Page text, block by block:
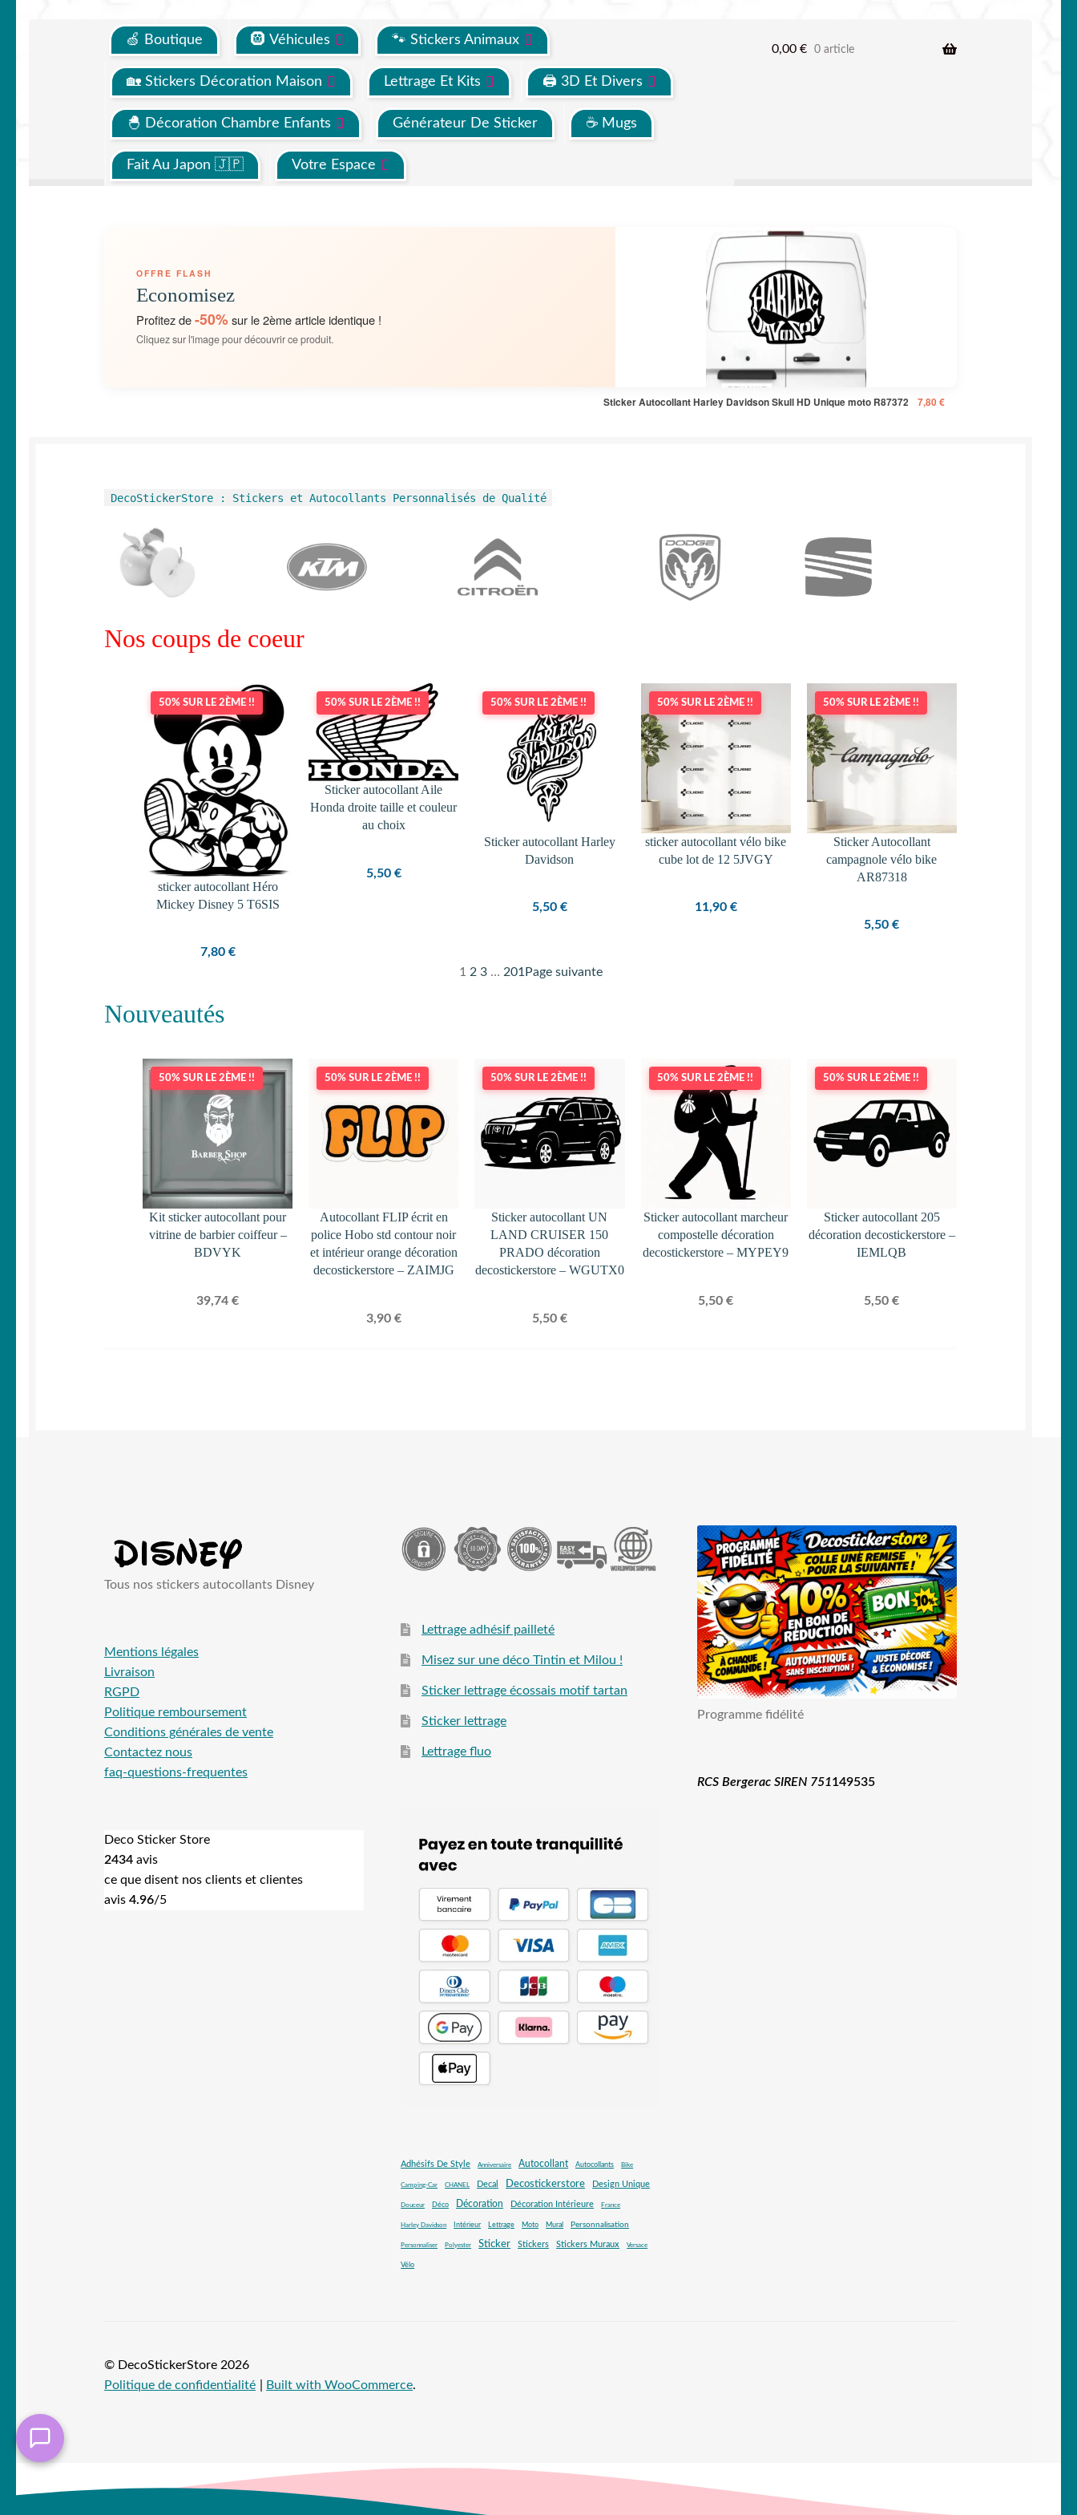
🍏 Boutique 🛞 Véhicules 🐾 Stickers Animaux
🏡 Stickers Décoration Maison Lettrage Et Kits 🖨 3D Et Divers
🐣 Décoration Chambre Enfants Générateur De Sticker ☕ Mugs
Fait Au Japon 🇯🇵 Votre Espace
0,00 € 0 article
OFFRE FLASH
Economisez
Profitez de-50%sur le 2ème article identique !
Cliquez sur l'image pour découvrir ce produit.
Sticker Autocollant Harley Davidson Skull HD Unique moto R87372 7,80 €
DecoStickerStore : Stickers et Autocollants Personnalisés de Qualité
Nos coups de coeur
50% SUR LE 2ÈME !!
sticker autocollant Héro
Mickey Disney 5 T6SIS
7,80 €
50% SUR LE 2ÈME !!
Sticker autocollant Aile
Honda droite taille et couleur
au choix
5,50 €
50% SUR LE 2ÈME !!
Sticker autocollant Harley
Davidson
5,50 €
50% SUR LE 2ÈME !!
sticker autocollant vélo bike
cube lot de 12 5JVGY
11,90 €
50% SUR LE 2ÈME !!
Sticker Autocollant
campagnole vélo bike
AR87318
5,50€
1 2 3 … 201Page suivante
Nouveautés
50% SUR LE 2ÈME !!
Kit sticker autocollant pour
vitrine de barbier coiffeur –
BDVYK
39,74€
50% SUR LE 2ÈME !!
Autocollant FLIP écrit en
police Hobo std contour noir
et intérieur orange décoration
decostickerstore – ZAIMJG
3,90 €
50% SUR LE 2ÈME !!
Sticker autocollant UN
LAND CRUISER 150
PRADO décoration
decostickerstore – WGUTX0
5,50 €
50% SUR LE 2ÈME !!
Sticker autocollant marcheur
compostelle décoration
decostickerstore – MYPEY9
5,50€
50% SUR LE 2ÈME !!
Sticker autocollant 205
décoration decostickerstore –
IEMLQB
5,50€
Tous nos stickers autocollants Disney
Mentions légales
Livraison
RGPD
Politique remboursement
Conditions générales de vente
Contactez nous
faq-questions-frequentes
Deco Sticker Store
2434 avis
ce que disent nos clients et clientes
avis4.96/5
Lettrage adhésif pailleté
Misez sur une déco Tintin et Milou !
Sticker lettrage écossais motif tartan
Sticker lettrage
Lettrage fluo
Adhésifs De Style Anniversaire Autocollant Autocollants Bike
Camping-Car CHANEL Decal Decostickerstore Design Unique
Douceur Déco Décoration Décoration Intérieure France
Harley Davidson Intérieur Lettrage Moto Mural Personnalisation
Personnaliser Polyester Sticker Stickers Stickers Muraux Versace
Vélo
Programme fidélité
RCS Bergerac SIREN 751149535
© DecoStickerStore 2026
Politique de confidentialité
Built with WooCommerce.